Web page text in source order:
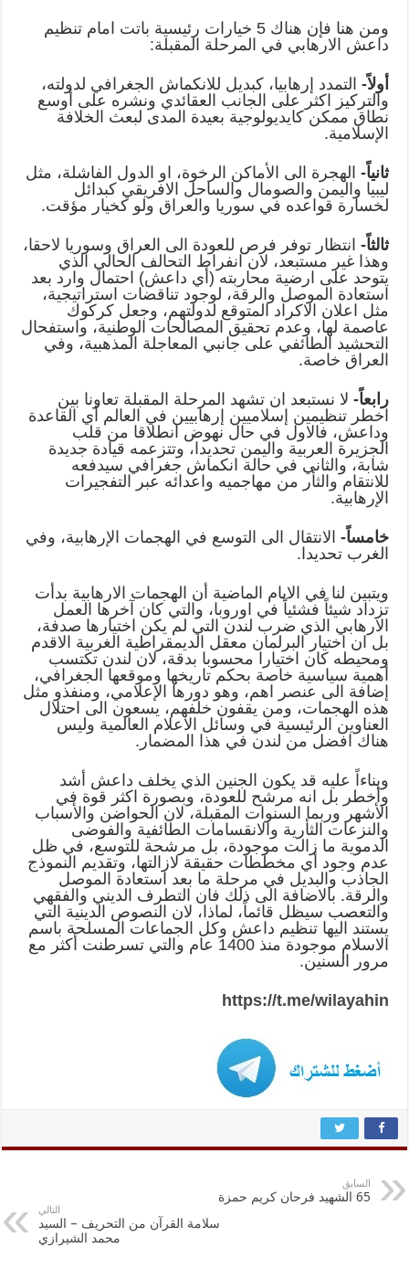
ومن هنا فإن هناك 5 خيارات رئيسية باتت امام تنظيم
داعش الارهابي في المرحلة المقبلة:
أولاً- التمدد إرهابيا، كبديل للانكماش الجغرافي لدولته،
والتركيز اكثر على الجانب العقائدي ونشره على أوسع
نطاق ممكن كايديولوجية بعيدة المدى لبعث الخلافة
الإسلامية.
ثانياً- الهجرة الى الأماكن الرخوة، او الدول الفاشلة، مثل
ليبيا واليمن والصومال والساحل الافريقي كبدائل
لخسارة قواعده في سوريا والعراق ولو كخيار مؤقت.
ثالثاً- انتظار توفر فرص للعودة الى العراق وسوريا لاحقا،
وهذا غير مستبعد، لان انفراط التحالف الحالي الذي
يتوحد على ارضية محاربته (أي داعش) احتمال وارد بعد
استعادة الموصل والرقة، لوجود تناقضات استراتيجية،
مثل اعلان الاكراد المتوقع لدولتهم، وجعل كركوك
عاصمة لها، وعدم تحقيق المصالحات الوطنية، واستفحال
التحشيد الطائفي على جانبي المعاجلة المذهبية، وفي
العراق خاصة.
رابعاً- لا نستبعد ان تشهد المرحلة المقبلة تعاونا بين
اخطر تنظيمين إسلاميين إرهابيين في العالم أي القاعدة
وداعش، فالاول في حال نهوض انطلاقا من قلب
الجزيرة العربية واليمن تحديدا، وتتزعمه قيادة جديدة
شابة، والثاني في حالة انكماش جغرافي سيدفعه
للانتقام والثأر من مهاجميه واعدائه عبر التفجيرات
الإرهابية.
خامساً- الانتقال الى التوسع في الهجمات الإرهابية، وفي
الغرب تحديدا.
ويتبين لنا في الايام الماضية أن الهجمات الارهابية بدأت
تزداد شيئاً فشئياً في اوروبا، والتي كان آخرها العمل
الارهابي الذي ضرب لندن التي لم يكن اختيارها صدفة،
بل ان اختيار البرلمان معقل الديمقراطية الغربية الاقدم
ومحيطه كان اختيارا محسوبا بدقة، لان لندن تكتسب
أهمية سياسية خاصة بحكم تاريخها وموقعها الجغرافي،
إضافة الى عنصر اهم، وهو دورها الإعلامي، ومنفذو مثل
هذه الهجمات، ومن يقفون خلفهم، يسعون الى احتلال
العناوين الرئيسية في وسائل الاعلام العالمية وليس
هناك افضل من لندن في هذا المضمار.
وبناءاً عليه قد يكون الجنين الذي يخلف داعش أشد
وأخطر بل انه مرشح للعودة، وبصورة اكثر قوة في
الأشهر وربما السنوات المقبلة، لان الحواضن والأسباب
والنزعات الثأرية والانقسامات الطائفية والفوضى
الدموية ما زالت موجودة، بل مرشحة للتوسع، في ظل
عدم وجود أي مخططات حقيقة لازالتها، وتقديم النموذج
الجاذب والبديل في مرحلة ما بعد استعادة الموصل
والرقة. بالاضافة الى ذلك فان التطرف الديني والفقهي
والتعصب سيظل قائماً، لماذا، لان النصوص الدينية التي
يستند اليها تنظيم داعش وكل الجماعات المسلحة باسم
الاسلام موجودة منذ 1400 عام والتي تسرطنت أكثر مع
مرور السنين.
https://t.me/wilayahin
السابق
65 الشهيد فرحان كريم حمزة
التالي
سلامة القرآن من التحريف – السيد
محمد الشيرازي